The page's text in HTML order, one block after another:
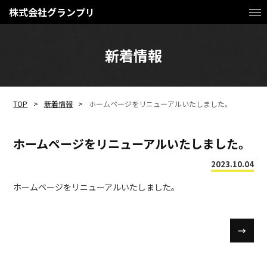
株式会社グランプリ
新着情報
TOP 新着情報 ホームページをリニューアルいたしました。
ホームページをリニューアルいたしました。
2023.10.04
ホームページをリニューアルいたしました。
→